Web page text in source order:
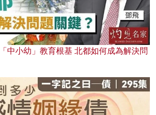
中小幼」教育根基 北都如何成為解決問